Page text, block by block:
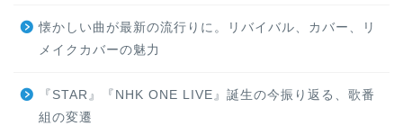
懐かしい曲が最新の流行りに。リバイバル、カバー、リ
メイクカバーの魅力
『STAR』『NHK ONE LIVE』誕生の今振り返る、歌番
組の変遷